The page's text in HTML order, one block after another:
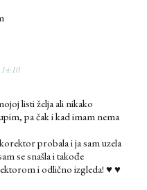
listi želja ali nikako
pa čak i kad imam nema
probala i ja sam uzela
se snašla i takođe
i odlično izgleda! ♥ ♥